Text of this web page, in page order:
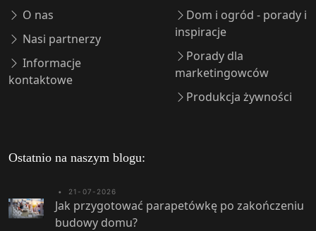
O nas
Nasi partnerzy
Informacje
kontaktowe
Dom i ogród - porady i
inspiracje
Porady dla
marketingowców
Produkcja żywności
Ostatnio na naszym blogu:
• 21-07-2026
Jak przygotować parapetówkę po zakończeniu
budowy domu?